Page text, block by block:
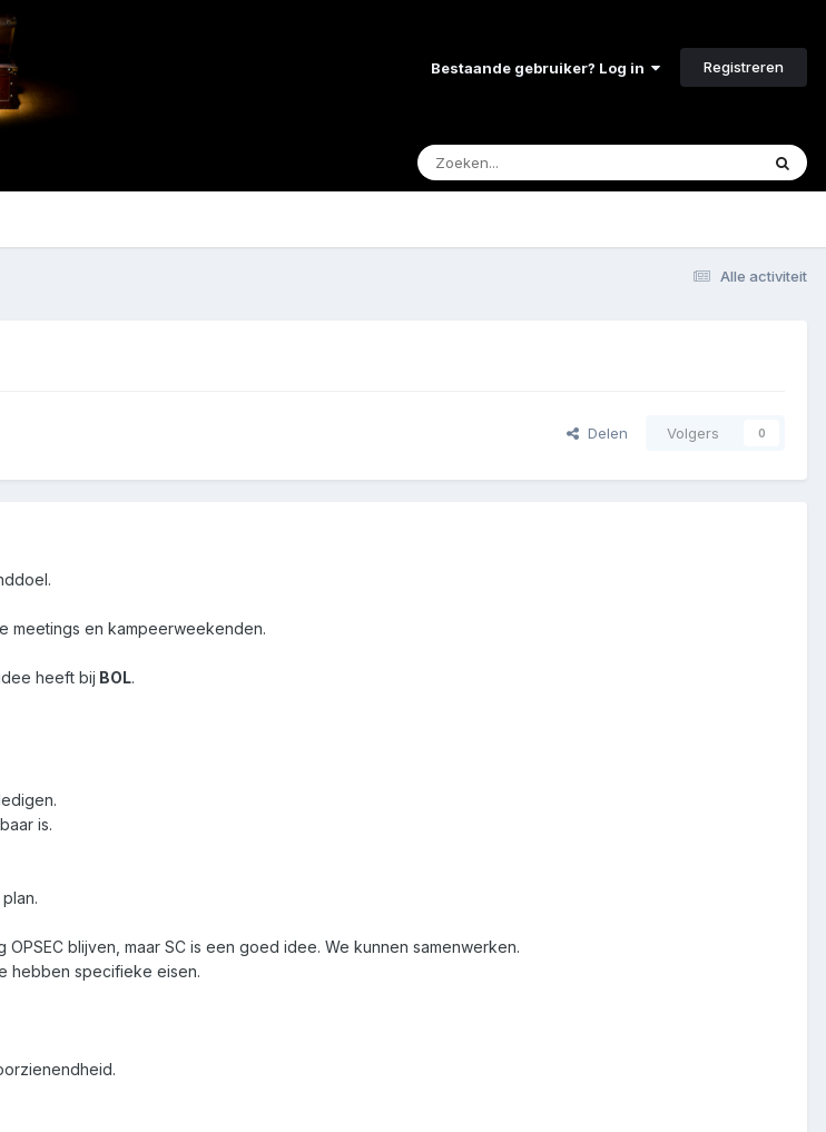
Bestaande gebruiker? Log in Registreren
Alle activiteit
Delen Volgers 0
meetings en kampeerweekenden.
heeft bij BOL.
is.
blijven, maar SC is een goed idee. We kunnen samenwerken.
hebben specifieke eisen.